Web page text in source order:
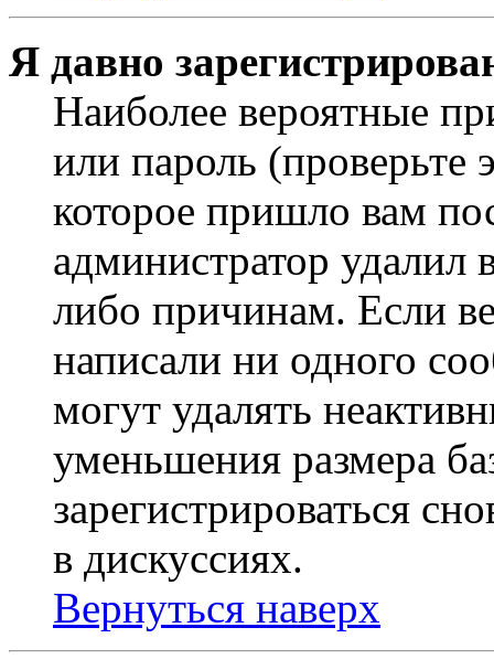
Я давно
Наиболее вероятные
или пароль (проверьте
которое пришло вам
администратор
либо причинам. Если
написали ни одного
могут удалять
уменьшения размера
зарегистрироваться
в дискуссиях.
Вернуться наверх